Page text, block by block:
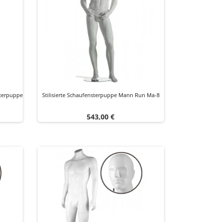
Stilisierte Schaufensterpuppe Mann Run Ma-8
Preis
543,00 €